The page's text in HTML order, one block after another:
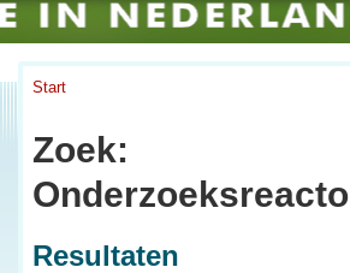
Start
Zoek:
Resultaten